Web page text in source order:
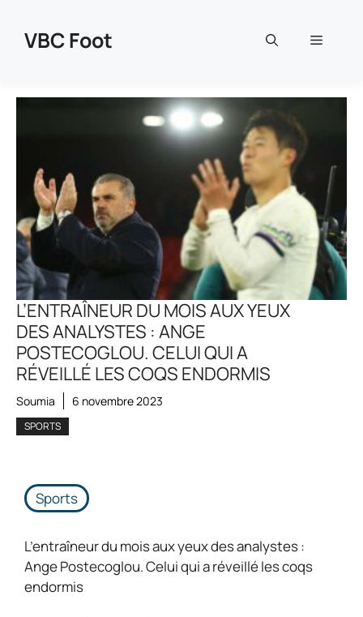
contenuVBC Foot Menu
L’ENTRAÎNEUR DU MOIS AUX YEUX
DES ANALYSTES : ANGE
POSTECOGLOU. CELUI QUI A
RÉVEILLÉ LES COQS ENDORMIS
Soumia 6 novembre 2023
SPORTS
Sports
L’entraîneur du mois aux yeux des analystes :
Ange Postecoglou. Celui qui a réveillé les coqs
endormis